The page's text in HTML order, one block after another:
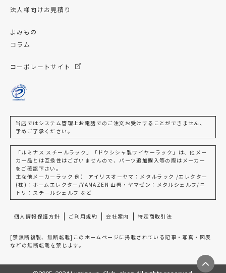
法人様向けお見積り
よみもの
コラム
コーポレートサイト
当店ではシステム管理上お電話でのご注文お受けすることができません、
予めご了承ください。
「ルミナス スチールラック」「ドウシシャ製ワイヤーラック」は、他メー
カー品とは互換性はございませんので、パーツ追加購入等の際はメーカー
をご確認下さい。
主な他メーカーラック 例） アイリスオーヤマ：メタルラック /エレクター
(株)：ホームエレクター/YAMAZEN 山善・ヤマゼン：メタルシェルフ/ニ
トリ：スチールシェルフ など
個人情報保護方針 ご利用規約 会社案内 特定商取引法
[禁無断複製、無断転載]このホームページに掲載されている記事・写真・図表
などの無断転載を禁じます。